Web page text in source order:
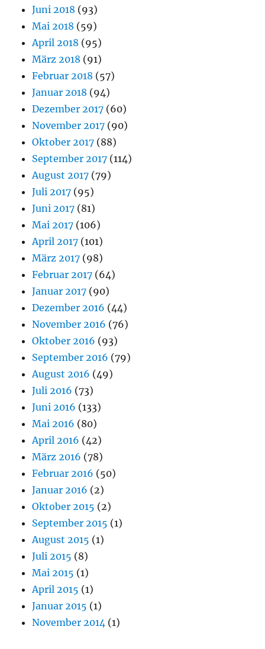
Juni 2018 (93)
Mai 2018 (59)
April 2018 (95)
März 2018 (91)
Februar 2018 (57)
Januar 2018 (94)
Dezember 2017 (60)
November 2017 (90)
Oktober 2017 (88)
September 2017 (114)
August 2017 (79)
Juli 2017 (95)
Juni 2017 (81)
Mai 2017 (106)
April 2017 (101)
März 2017 (98)
Februar 2017 (64)
Januar 2017 (90)
Dezember 2016 (44)
November 2016 (76)
Oktober 2016 (93)
September 2016 (79)
August 2016 (49)
Juli 2016 (73)
Juni 2016 (133)
Mai 2016 (80)
April 2016 (42)
März 2016 (78)
Februar 2016 (50)
Januar 2016 (2)
Oktober 2015 (2)
September 2015 (1)
August 2015 (1)
Juli 2015 (8)
Mai 2015 (1)
April 2015 (1)
Januar 2015 (1)
November 2014 (1)